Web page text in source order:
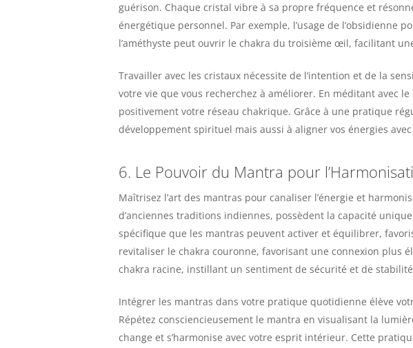
guérison. Chaque cristal vibre à sa propre fréquence et
énergétique personnel. Par exemple, l’usage de
l’améthyste peut ouvrir le chakra du troisième œil, facilitant
Travailler avec les cristaux nécessite de l’intention et de la
votre vie que vous recherchez à améliorer. En méditant avec
positivement votre réseau chakrique. Grâce à une pratique
développement spirituel mais aussi à aligner vos énergies
6. Le Pouvoir du Mantra pour
Maîtrisez l’art des mantras pour canaliser l’énergie et
d’anciennes traditions indiennes, possèdent la capacité
spécifique que les mantras peuvent activer et équilibrer,
revitaliser le chakra couronne, favorisant une connexion plus
chakra racine, instillant un sentiment de sécurité et de
Intégrer les mantras dans votre pratique quotidienne élève
Répétez consciencieusement le mantra en visualisant la
change et s’harmonise avec votre esprit intérieur. Cette